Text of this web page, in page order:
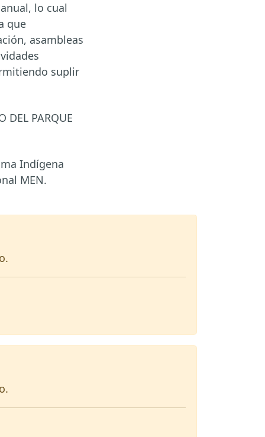
lo cual
que
asambleas
suplir
DEL PARQUE
Indígena
MEN.